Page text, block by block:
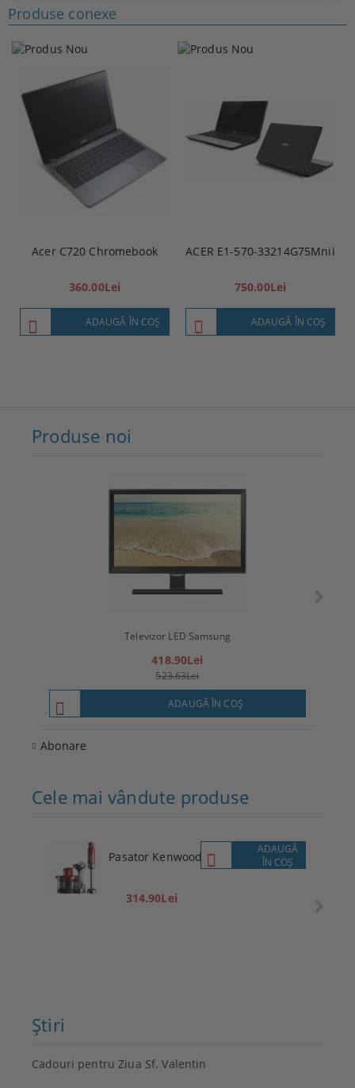
Produse conexe
Acer C720 Chromebook
360.00Lei
ADAUGĂ ÎN COŞ
ACER E1-570-33214G75Mnii
750.00Lei
ADAUGĂ ÎN COŞ
Produse noi
Televizor LED Samsung
418.90Lei
523.63Lei
ADAUGĂ ÎN COŞ
Abonare
Cele mai vândute produse
Pasator Kenwood
314.90Lei
ADAUGĂ
ÎN COŞ
Ştiri
Cadouri pentru Ziua Sf. Valentin